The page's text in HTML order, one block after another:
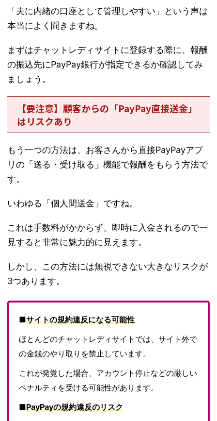
「夫に内緒の口座として管理しやすい」という声は
本当によく聞きますね。
まずはチャットレディサイトに登録する際に、報酬
の振込先にPayPay銀行が指定できるか確認してみ
ましょう。
【要注意】顧客からの「PayPay直接送金」
はリスクあり
もう一つの方法は、お客さんから直接PayPayアプ
リの「送る・受け取る」機能で報酬をもらう方法で
す。
いわゆる「個人間送金」ですね。
これは手数料がかからず、即時に入金されるので一
見すると非常に魅力的に見えます。
しかし、この方法には無視できない大きなリスクが
3つあります。
■サイトの規約違反になる可能性
ほとんどのチャットレディサイトでは、サイト外で
の金銭のやり取りを禁止しています。
これが発覚した場合、アカウント停止などの厳しい
ペナルティを受ける可能性があります。
■PayPayの規約違反のリスク